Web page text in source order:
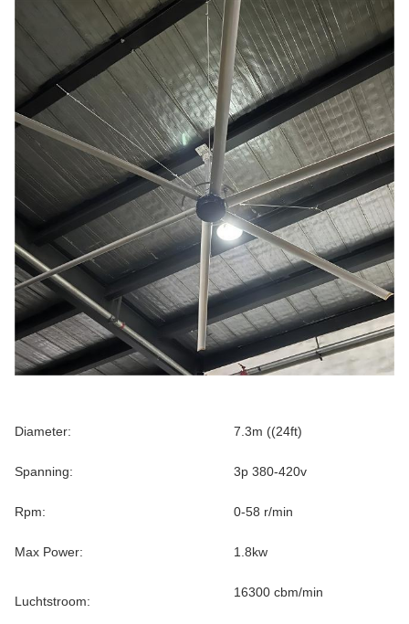
Diameter: 7.3m ((24ft)
Spanning: 3p 380-420v
Rpm: 0-58 r/min
Max Power: 1.8kw
Luchtstroom:
16300 cbm/min